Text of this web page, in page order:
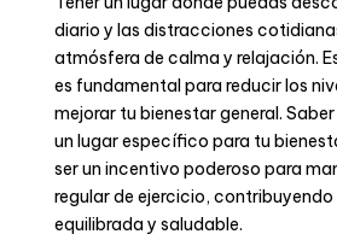
diario y las distracciones
atmósfera de calma y relajación.
es fundamental para reducir los
mejorar tu bienestar general.
un lugar específico para tu
ser un incentivo poderoso para
regular de ejercicio,
equilibrada y saludable.